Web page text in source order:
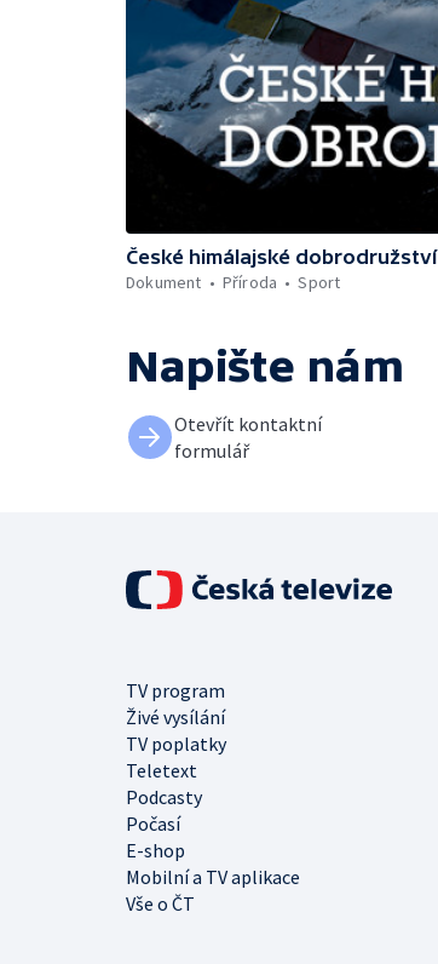
České himálajské dobrodružství
Dokument
Příroda Sport
Napište nám
Otevřít kontaktní
formulář
TV program
Živé vysílání
TV poplatky
Teletext
Podcasty
Počasí
E-shop
Mobilní a TV aplikace
Vše o ČT